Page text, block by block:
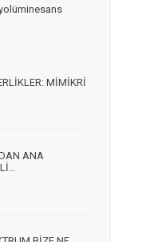
MİMİKRİ
ANA